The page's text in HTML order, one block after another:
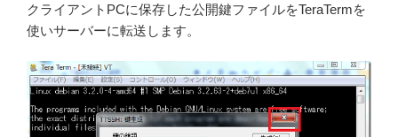
クライアントPCに保存した公開鍵ファイルをTeraTermを
使いサーバーに転送します。